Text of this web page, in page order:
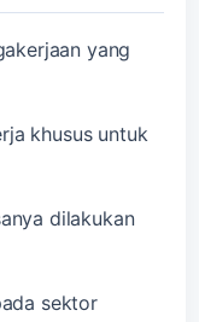
yang
khusus untuk
dilakukan
sektor